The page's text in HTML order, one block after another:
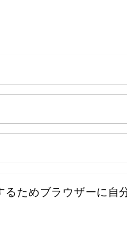
ためブラウザーに自